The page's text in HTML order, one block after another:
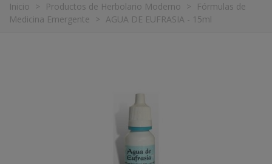
Inicio > Productos de Herbolario Moderno >
Fórmulas de
Medicina Emergente > AGUA DE EUFRASIA - 15ml